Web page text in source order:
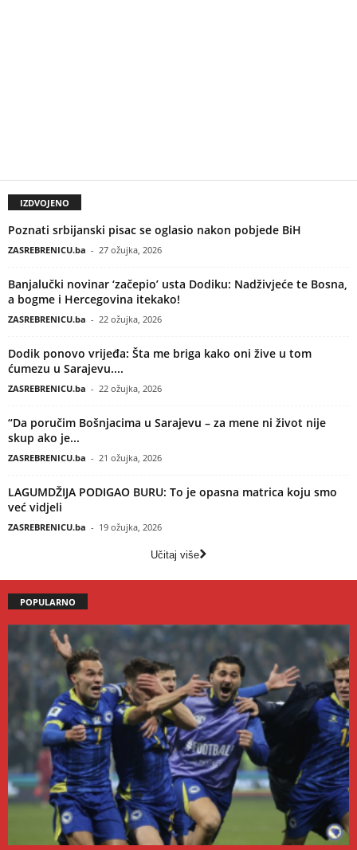
IZDVOJENO
Poznati srbijanski pisac se oglasio nakon pobjede BiH
ZASREBRENICU.ba - 27 ožujka, 2026
Banjalučki novinar ‘začepio’ usta Dodiku: Nadživjeće te Bosna,
a bogme i Hercegovina itekako!
ZASREBRENICU.ba - 22 ožujka, 2026
Dodik ponovo vrijeđa: Šta me briga kako oni žive u tom
ćumezu u Sarajevu....
ZASREBRENICU.ba - 22 ožujka, 2026
“Da poručim Bošnjacima u Sarajevu – za mene ni život nije
skup ako je...
ZASREBRENICU.ba - 21 ožujka, 2026
LAGUMDŽIJA PODIGAO BURU: To je opasna matrica koju smo
već vidjeli
ZASREBRENICU.ba - 19 ožujka, 2026
Učitaj više
POPULARNO